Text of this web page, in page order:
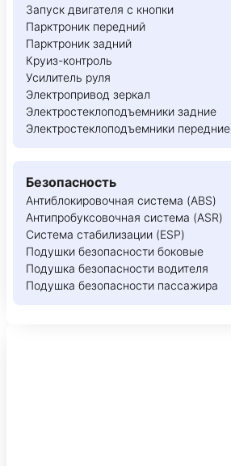
Запуск двигателя с кнопки
Парктроник передний
Парктроник задний
Круиз-контроль
Усилитель руля
Электропривод зеркал
Электростеклоподъемники задние
Электростеклоподъемники передние
Безопасность
Антиблокировочная система (ABS)
Антипробуксовочная система (ASR)
Система стабилизации (ESP)
Подушки безопасности боковые
Подушка безопасности водителя
Подушка безопасности пассажира